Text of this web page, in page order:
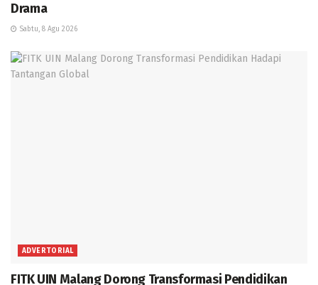
Drama
Sabtu, 8 Agu 2026
ADVERTORIAL
FITK UIN Malang Dorong Transformasi Pendidikan